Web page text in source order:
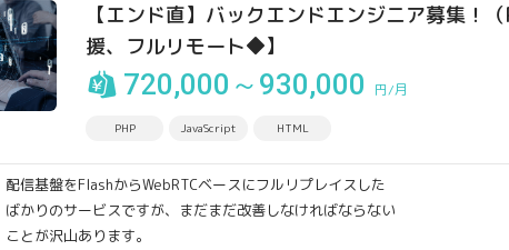
【エンド直】バックエンドエンジニア募集！
援、フルリモート◆】
720,000～930,000 円/月
PHP JavaScript HTML
配信基盤をFlashからWebRTCベースにフルリプレイスした
ばかりのサービスですが、まだまだ改善しなければならない
ことが沢山あります。